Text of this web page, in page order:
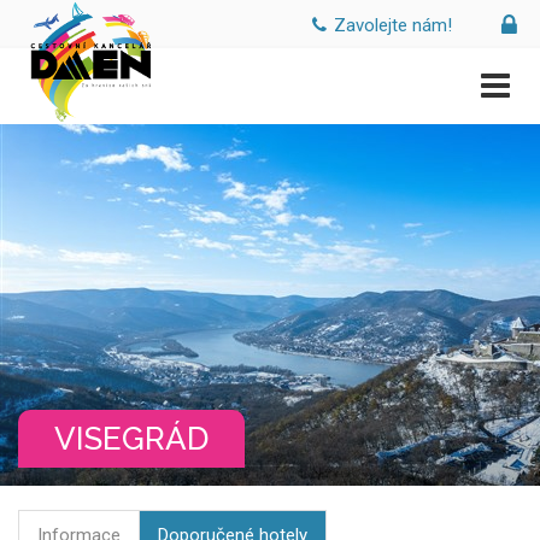
Zavolejte nám!
VISEGRÁD
Informace Doporučené hotely